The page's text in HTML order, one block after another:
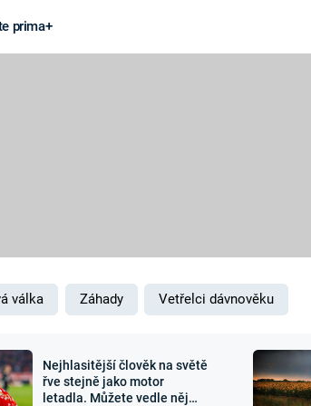
prima+
a
Zajímavosti
válka Záhady Vetřelci dávnověku
Nejhlasitější člověk na světě
řve stejně jako motor
letadla. Můžete vedle něj